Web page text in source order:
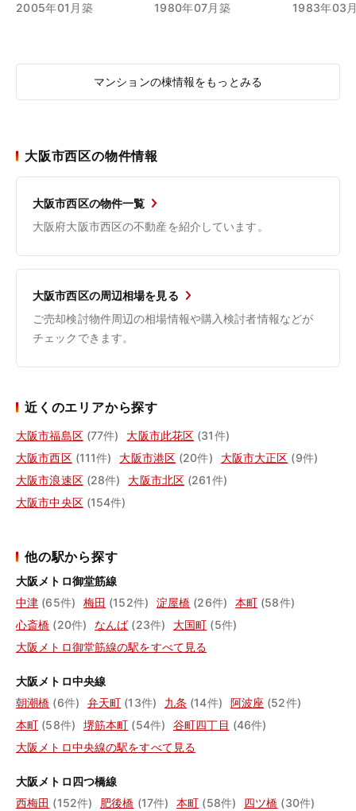
2005年01月築
1980年07月築
1983年03
マンションの棟情報をもっとみる
大阪市西区の物件情報
大阪市西区の物件一覧
大阪府大阪市西区の不動産を紹介しています。
大阪市西区の周辺相場を見る
ご売却検討物件周辺の相場情報や購入検討者情報などが
チェックできます。
近くのエリアから探す
大阪市福島区 (77件) 大阪市此花区 (31件)
大阪市西区 (111件) 大阪市港区 (20件) 大阪市大正区 (9件)
大阪市浪速区 (28件) 大阪市北区 (261件)
大阪市中央区 (154件)
他の駅から探す
大阪メトロ御堂筋線
中津 (65件) 梅田 (152件) 淀屋橋 (26件) 本町 (58件)
心斎橋 (20件) なんば (23件) 大国町 (5件)
大阪メトロ御堂筋線の駅をすべて見る
大阪メトロ中央線
朝潮橋 (6件) 弁天町 (13件) 九条 (14件) 阿波座 (52件)
本町 (58件) 堺筋本町 (54件) 谷町四丁目 (46件)
大阪メトロ中央線の駅をすべて見る
大阪メトロ四つ橋線
西梅田 (152件) 肥後橋 (17件) 本町 (58件) 四ツ橋 (30件)